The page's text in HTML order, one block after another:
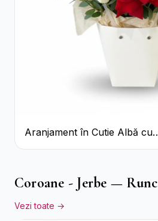
Aranjament în Cutie Albă cu
Trandafiri Roșii și Lisianthus
Coroane - Jerbe — Runc
Vezi toate →